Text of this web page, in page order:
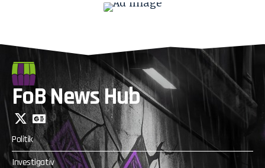
FoB News Hub
Politik
Investigativ